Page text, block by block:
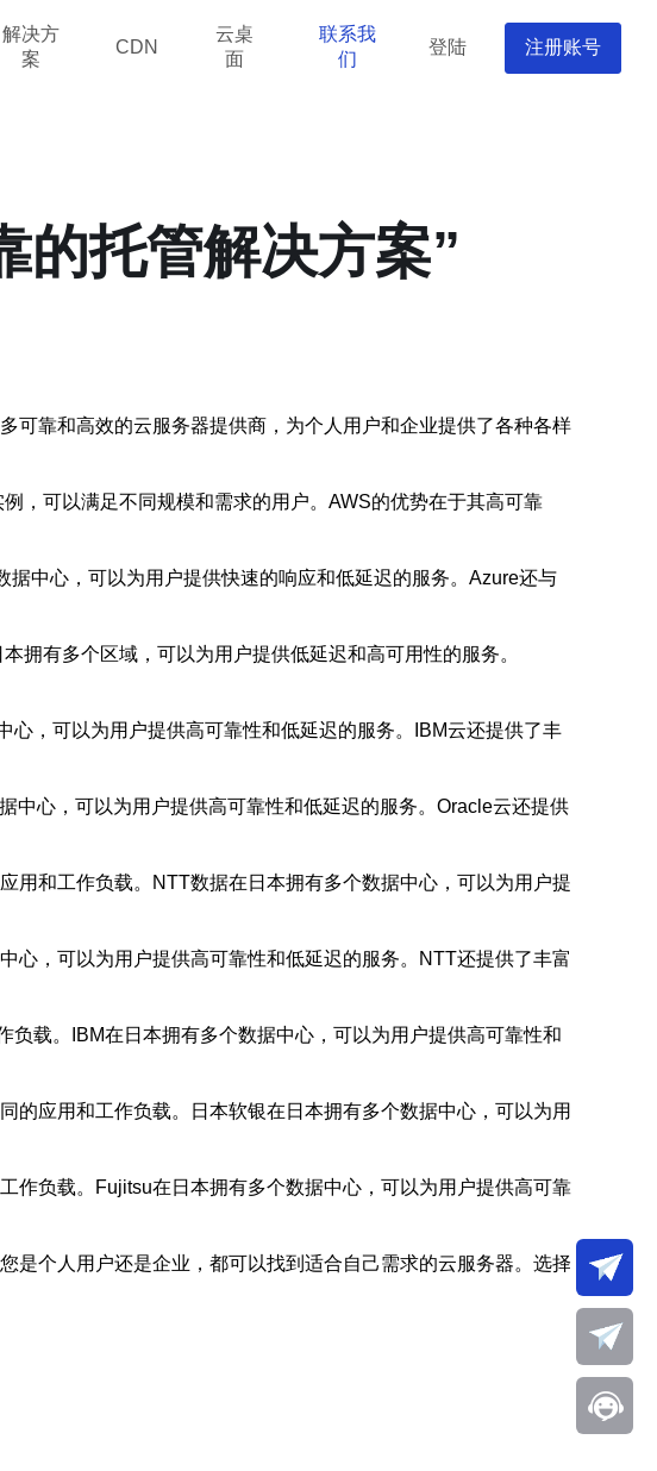
解决方
案
CDN
云桌
面
联系我
们
登陆 注册账号
的托管解决方案”
可靠和高效的云服务器提供商，为个人用户和企业提供了各种各样
，可以满足不同规模和需求的用户。AWS的优势在于其高可靠
中心，可以为用户提供快速的响应和低延迟的服务。Azure还与
拥有多个区域，可以为用户提供低延迟和高可用性的服务。
心，可以为用户提供高可靠性和低延迟的服务。IBM云还提供了丰
中心，可以为用户提供高可靠性和低延迟的服务。Oracle云还提供
用和工作负载。NTT数据在日本拥有多个数据中心，可以为用户提
心，可以为用户提供高可靠性和低延迟的服务。NTT还提供了丰富
载。IBM在日本拥有多个数据中心，可以为用户提供高可靠性和
的应用和工作负载。日本软银在日本拥有多个数据中心，可以为用
作负载。Fujitsu在日本拥有多个数据中心，可以为用户提供高可靠
是个人用户还是企业，都可以找到适合自己需求的云服务器。选择